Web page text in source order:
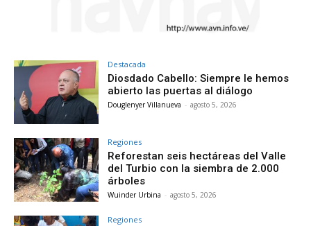
Destacada
Diosdado Cabello: Siempre le hemos
abierto las puertas al diálogo
Douglenyer Villanueva - agosto 5, 2026
Regiones
Reforestan seis hectáreas del Valle
del Turbio con la siembra de 2.000
árboles
Wuinder Urbina - agosto 5, 2026
Regiones